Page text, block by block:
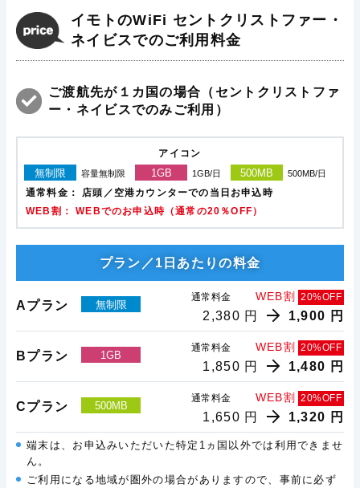
イモトのWiFi セントクリストファー・
ネイビスでのご利用料金
ご渡航先が１カ国の場合（セントクリストファ
ー・ネイビスでのみご利用）
アイコン
無制限 容量無制限 1GB 1GB/日 500MB 500MB/日
通常料金：
店頭／空港カウンターでの当日お申込時
WEB割： WEBでのお申込時（通常の20％OFF）
プラン／1日あたりの料金
Aプラン 無制限
通常料金 WEB割 20%OFF
2,380 円 1,900 円
Bプラン 1GB
通常料金 WEB割 20%OFF
1,850 円 1,480 円
Cプラン 500MB
通常料金 WEB割 20%OFF
1,650 円 1,320 円
端末は、お申込みいただいた特定1ヵ国以外では利用できませ
ん。
ご利用になる地域が圏外の場合がありますので、事前に必ず